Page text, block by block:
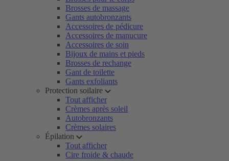
Brosses de massage
Gants autobronzants
Accessoires de pédicure
Accessoires de manucure
Accessoires de soin
Bijoux de mains et pieds
Brosses de rechange
Gant de toilette
Gants exfoliants
Protection soilaire
Tout afficher
Crèmes après soleil
Autobronzants
Crèmes solaires
Épilation
Tout afficher
Cire froide & chaude